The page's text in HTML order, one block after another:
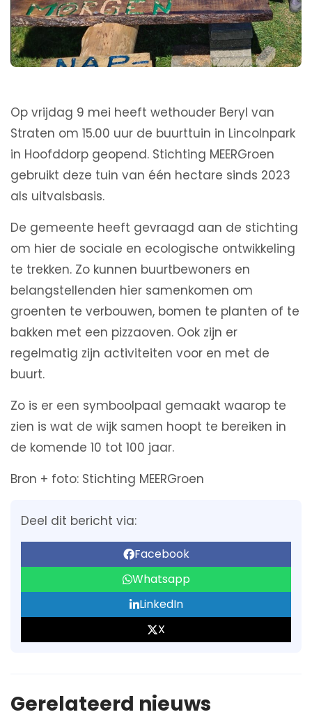
Op vrijdag 9 mei heeft wethouder Beryl van
Straten om 15.00 uur de buurttuin in Lincolnpark
in Hoofddorp geopend. Stichting MEERGroen
gebruikt deze tuin van één hectare sinds 2023
als uitvalsbasis.
De gemeente heeft gevraagd aan de stichting
om hier de sociale en ecologische ontwikkeling
te trekken. Zo kunnen buurtbewoners en
belangstellenden hier samenkomen om
groenten te verbouwen, bomen te planten of te
bakken met een pizzaoven. Ook zijn er
regelmatig zijn activiteiten voor en met de
buurt.
Zo is er een symboolpaal gemaakt waarop te
zien is wat de wijk samen hoopt te bereiken in
de komende 10 tot 100 jaar.
Bron + foto: Stichting MEERGroen
Deel dit bericht via:
Facebook
Whatsapp
LinkedIn
X
Gerelateerd nieuws